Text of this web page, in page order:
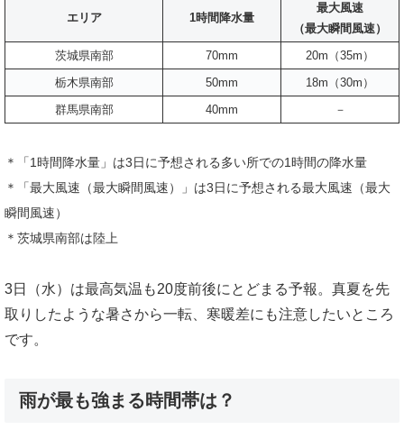
エリア 1時間降水量
最大風速
（最大瞬間風速）
茨城県南部
70mm
20m（35m）
栃木県南部
50mm
18m（30m）
群馬県南部
40mm －
＊「1時間降水量」は3日に予想される多い所での1時間の降水量
＊「最大風速（最大瞬間風速）」は3日に予想される最大風速（最大
瞬間風速）
＊茨城県南部は陸上
3日（水）は最高気温も20度前後にとどまる予報。真夏を先
取りしたような暑さから一転、寒暖差にも注意したいところ
です。
雨が最も強まる時間帯は？